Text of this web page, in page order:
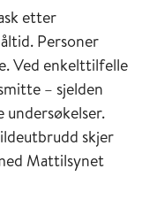
etter
Personer
Ved enkelttilfelle
– sjelden
skjer
Mattilsynet